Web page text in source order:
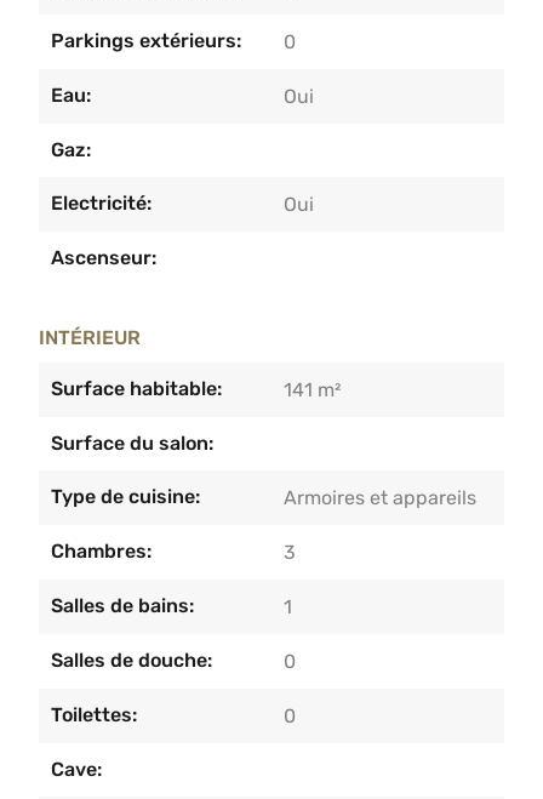
Parkings extérieurs: 0
Eau: Oui
Gaz:
Electricité: Oui
Ascenseur:
INTÉRIEUR
Surface habitable: 141 m²
Surface du salon:
Type de cuisine: Armoires et appareils
Chambres: 3
Salles de bains: 1
Salles de douche: 0
Toilettes: 0
Cave: